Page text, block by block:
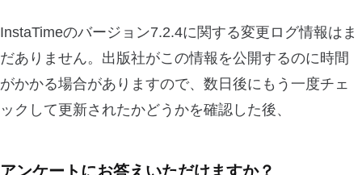
InstaTimeのバージョン7.2.4に関する変更ログ情報はま
だありません。出版社がこの情報を公開するのに時間
がかかる場合がありますので、数日後にもう一度チェ
ックして更新されたかどうかを確認した後、
アンケートにお答えいただけますか？